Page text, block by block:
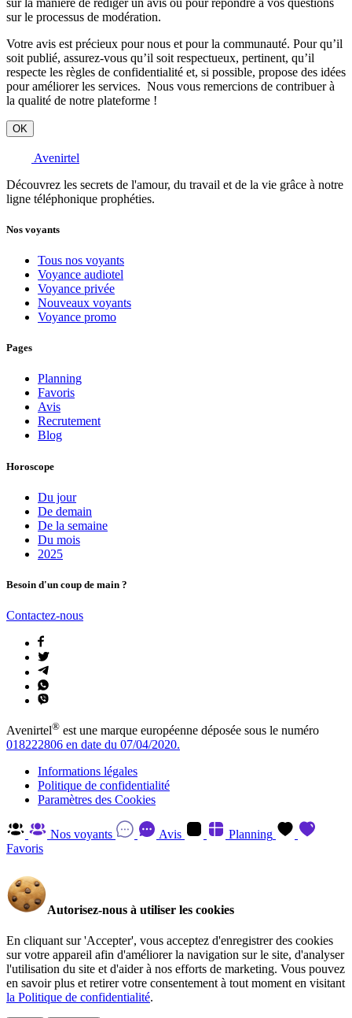
sur le processus de modération.
Votre avis est précieux pour nous et pour la communauté. Pour qu’il
soit publié, assurez-vous qu’il soit respectueux, pertinent, qu’il
respecte les règles de confidentialité et, si possible, propose des idées
pour améliorer les services. Nous vous remercions de contribuer à
la qualité de notre plateforme !
OK
Avenirtel
Découvrez les secrets de l'amour, du travail et de la vie grâce à notre
ligne téléphonique prophéties.
Nos voyants
Tous nos voyants
Voyance audiotel
Voyance privée
Nouveaux voyants
Voyance promo
Pages
Planning
Favoris
Avis
Recrutement
Blog
Horoscope
Du jour
De demain
De la semaine
Du mois
2025
Besoin d'un coup de main ?
Contactez-nous
Avenirtel® est une marque européenne déposée sous le numéro
018222806 en date du 07/04/2020.
Informations légales
Politique de confidentialité
Paramètres des Cookies
Nos voyants Avis
Planning
Favoris
Autorisez-nous à utiliser les cookies
En cliquant sur 'Accepter', vous acceptez d'enregistrer des cookies
sur votre appareil afin d'améliorer la navigation sur le site, d'analyser
l'utilisation du site et d'aider à nos efforts de marketing. Vous pouvez
en savoir plus et retirer votre consentement à tout moment en visitant
la Politique de confidentialité.